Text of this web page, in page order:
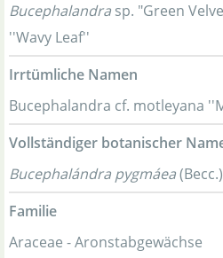
Bucephalandra sp. "Green
''Wavy Leaf''
Irrtümliche Namen
Bucephalandra cf. motleyana
Vollständiger botanischer
Bucephalándra pygmáea
Familie
Araceae - Aronstabgewächse